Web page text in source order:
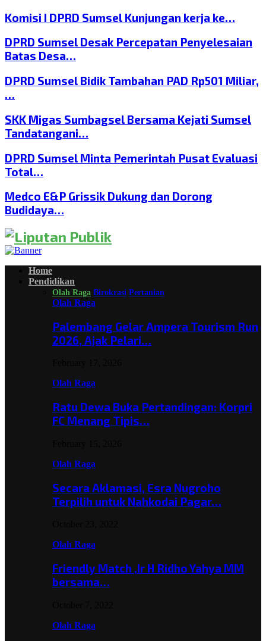
Komisi I DPRD Sumsel Kunjungan kerja ke…
DPRD Sumsel Desak Percepatan Penyelesaian
Batas Desa…
DPRD Sumsel Bidik Tambahan PAD Rp501 Miliar,
…
SKK Migas Sumbagsel Bersama Kejati Sumsel
Tandatangani…
DPRD Sumsel Minta Pemerintah Pusat Evaluasi
Total…
Medco E&P Grissik Dukung dan Dorong
Budidaya…
Home
Pendidikan
Olah Raga Birokrasi Pertanian
Olah Raga
Palembang Gelar Ampera Tourism Run
2026, Ajak Pelari…
Olah Raga
Ratu Dewa Buka Pertandingan: Korpri
FC Menang Tipis…
Olah Raga
Secara Aklamasi, Esra Nugroho
Terpilih untuk Nahkodai Pagar…
Olah Raga
Friendly Match ,Ir H Ridho Yahya MM
bersama…
Olah Raga